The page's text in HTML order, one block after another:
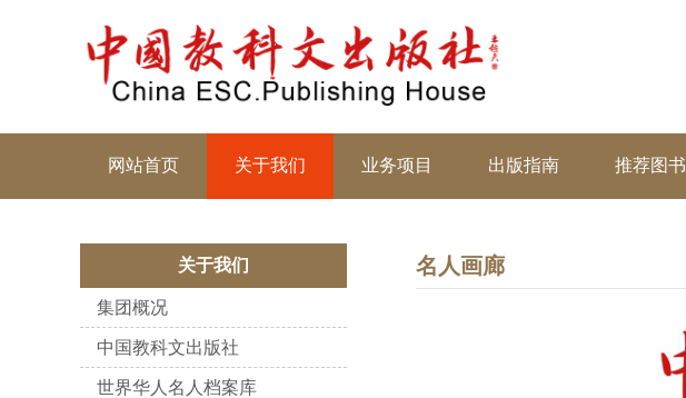
网站首页 关于我们 业务项目 出版指南 推荐图书
关于我们
集团概况
中国教科文出版社
世界华人名人档案库
名人画廊